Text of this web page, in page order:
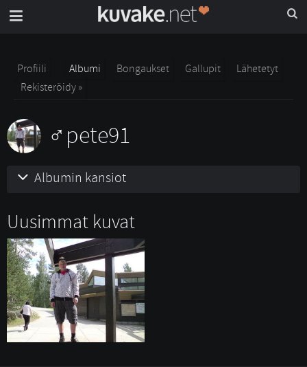
Profiili Albumi Bongaukset Gallupit
Lähetetyt
Rekisteröidy »
pete91
Albumin kansiot
Uusimmat kuvat